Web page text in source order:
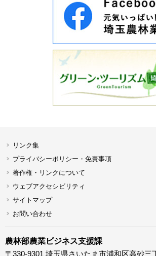
リンク集
プライバシーポリシー・免責事項
著作権・リンクについて
ウェブアクセシビリティ
サイトマップ
お問い合わせ
農林部農業ビジネス支援課
〒330-9301 埼玉県さいたま市浦和区高砂三